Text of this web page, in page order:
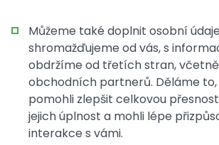
Můžeme také doplnit osobní
shromažďujeme od vás, s
obdržíme od třetích stran,
obchodních partnerů. Děláme
pomohli zlepšit celkovou
jejich úplnost a mohli lépe
interakce s vámi.